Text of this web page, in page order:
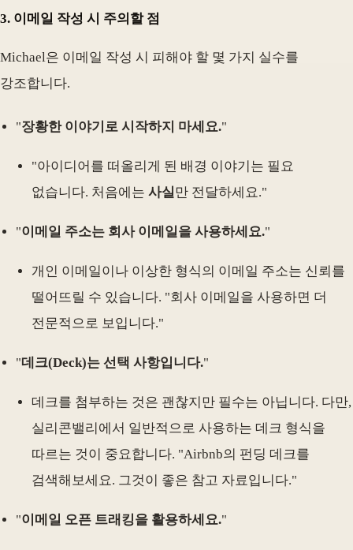
3. 이메일 작성 시 주의할 점
Michael은 이메일 작성 시 피해야 할 몇 가지 실수를
강조합니다.
"장황한 이야기로 시작하지 마세요."
"아이디어를 떠올리게 된 배경 이야기는 필요
없습니다. 처음에는 사실만 전달하세요."
"이메일 주소는 회사 이메일을 사용하세요."
개인 이메일이나 이상한 형식의 이메일 주소는 신뢰를
떨어뜨릴 수 있습니다. "회사 이메일을 사용하면 더
전문적으로 보입니다."
"데크(Deck)는 선택 사항입니다."
데크를 첨부하는 것은 괜찮지만 필수는 아닙니다. 다만,
실리콘밸리에서 일반적으로 사용하는 데크 형식을
따르는 것이 중요합니다. "Airbnb의 펀딩 데크를
검색해보세요. 그것이 좋은 참고 자료입니다."
"이메일 오픈 트래킹을 활용하세요."